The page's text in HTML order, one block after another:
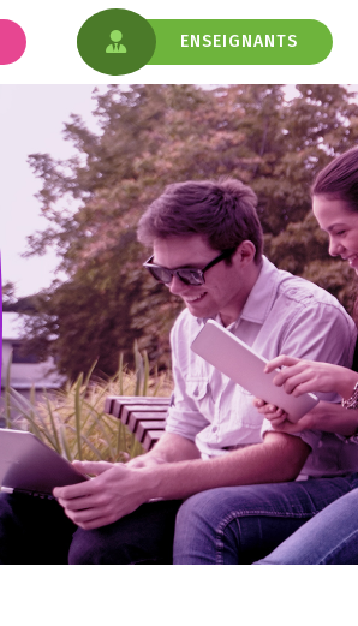
ENSEIGNANTS
Le tutorat pédagogique
L’émargement en ligne
Mes outils en ligne